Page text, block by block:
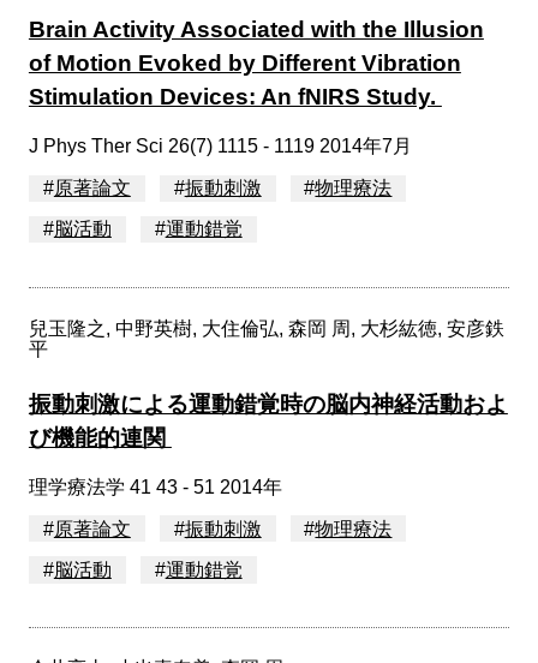
Brain Activity Associated with the Illusion
of Motion Evoked by Different Vibration
Stimulation Devices: An fNIRS Study.
J Phys Ther Sci 26(7) 1115 - 1119 2014年7月
#原著論文 #振動刺激 #物理療法
#脳活動 #運動錯覚
兒玉隆之, 中野英樹, 大住倫弘, 森岡 周, 大杉紘徳, 安彦鉄
平
振動刺激による運動錯覚時の脳内神経活動およ
び機能的連関
理学療法学 41 43 - 51 2014年
#原著論文 #振動刺激 #物理療法
#脳活動 #運動錯覚